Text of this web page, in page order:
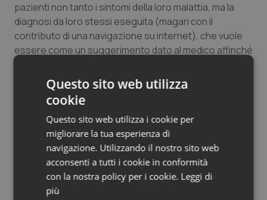
pazienti non tanto i sintomi della loro malattia, ma la
diagnosi da loro stessi eseguita (magari con il
contributo di una navigazione su internet), che vuole
essere come un suggerimento dato al medico affinché
trova di fronte giornalmente pazienti in terapia da
automedicazione, pratica questa che comporta una
successiva difficoltà di proseguimento da parte del
medico che dovrà così risolvere problemi legati al
farmaco erroneamente assunto dal paziente ed alla
patologia di base. Questa sfiducia nel medico
comporta anche fatti più gravi: trovandosi in attesa in
un Pronto Soccorso di qualunque struttura
ospedaliera pubblica si potrà notare la presenza di
Questo sito web utilizza
cookie
Questo sito web utilizza i cookie per
migliorare la tua esperienza di
navigazione. Utilizzando il nostro sito web
acconsenti a tutti i cookie in conformità
con la nostra policy per i cookie. Leggi di
più